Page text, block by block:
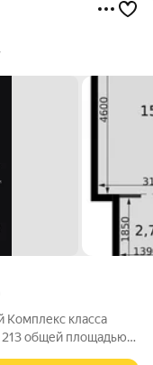
Комплекс класса
213 общей площадью